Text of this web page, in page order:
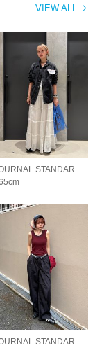
VIEW ALL
JOURNAL STANDARD LADYS
JOURNAL STANDARD LADYS